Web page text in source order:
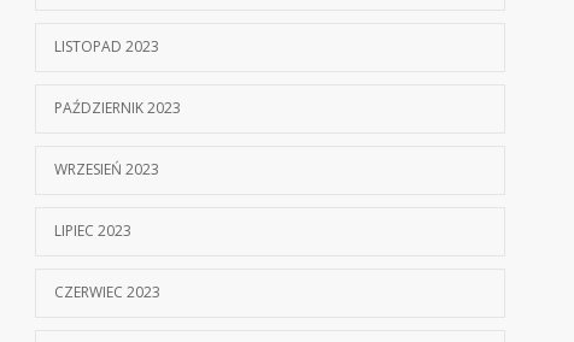
LISTOPAD 2023
PAŹDZIERNIK 2023
WRZESIEŃ 2023
LIPIEC 2023
CZERWIEC 2023